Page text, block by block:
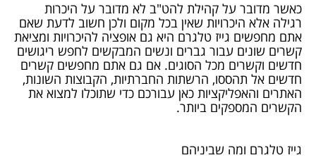
כאשר מדובר על קהילת להט"ב לא מדובר על היכרות
רגילה אלא היכרויות שאין בכל מקום ולכן חשוב לדעת שאם
אתם מחפשים גייז טלגרם היא גם אופציה להיכרויות ומציאת
קשרים שונים עבור גברים ונשים המבקשים לחפש ריגושים
חדשים וקשרים מכל הסוגים. אם גם אתם מחפשים קשרים
חדשים אל תהססו, הרשתות החברתיות, הקבוצות השונות,
האתרים והאפליקציות כאן עבורכם כדי שתוכלו למצוא את
הקשרים המספקים ביותר.
גייז טלגרם ומה שביניהם